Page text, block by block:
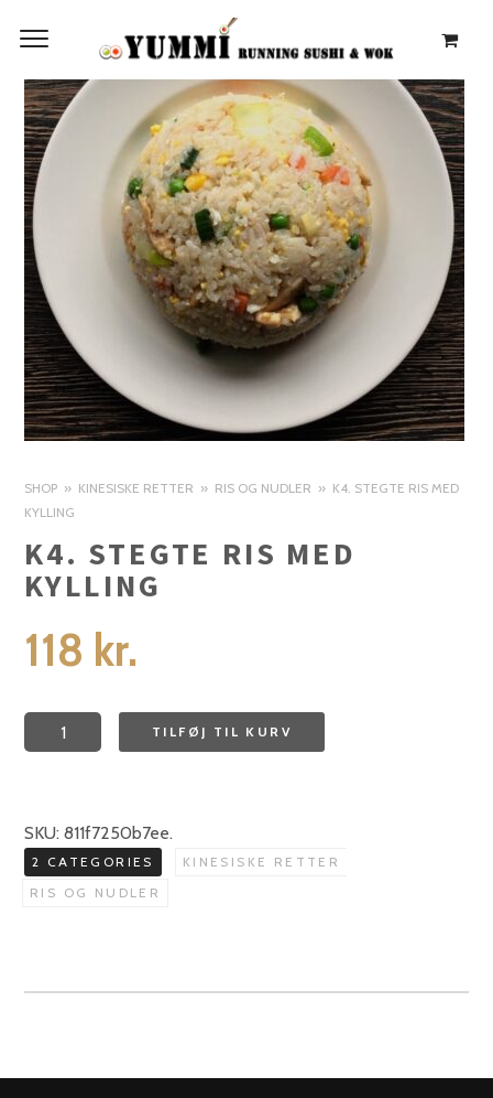
SHOP KINESISKE RETTER RIS OG NUDLER
K4. STEGTE RIS MED
KYLLING
K4. STEGTE RIS MED
KYLLING
118 kr.
Stegte
kylling
antal
TILFØJ TIL KURV
SKU: 811f7250b7ee.
2 CATEGORIES
KINESISKE RETTER
RIS OG NUDLER